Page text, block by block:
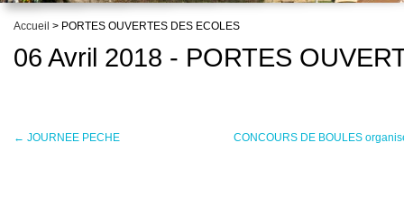
Accueil > PORTES OUVERTES DES ECOLES
06 Avril 2018 - PORTES
← JOURNEE PECHE CONCOURS DE BOULES